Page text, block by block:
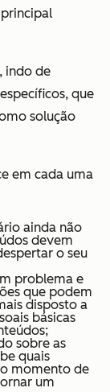
principal
indo de
que
solução
em cada uma
ainda não
devem
o seu
problema e
que podem
disposto a
básicas
sobre as
quais
momento de
um